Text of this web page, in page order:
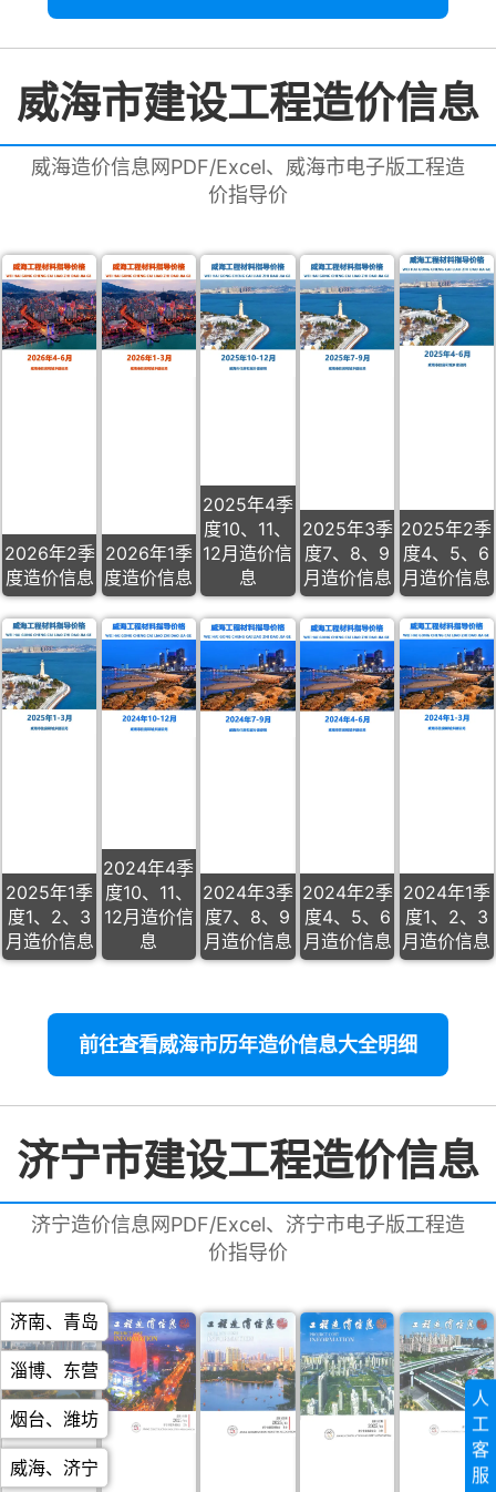
威海市建设工程造价信息
威海造价信息网PDF/Excel、威海市电子版工程造
价指导价
2026年2季
度造价信息
2026年1季
度造价信息
2025年4季
度10、11、
12月造价信
息
2025年3季
度7、8、9
月造价信息
2025年2季
度4、5、6
月造价信息
2025年1季
度1、2、3
月造价信息
2024年4季
度10、11、
12月造价信
息
2024年3季
度7、8、9
月造价信息
2024年2季
度4、5、6
月造价信息
2024年1季
度1、2、3
月造价信息
前往查看威海市历年造价信息大全明细
济宁市建设工程造价信息
济宁造价信息网PDF/Excel、济宁市电子版工程造
价指导价
济南、 青岛
淄博、 东营
烟台、 潍坊
威海、 济宁
人
工
客
服